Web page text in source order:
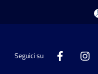
Seguici su